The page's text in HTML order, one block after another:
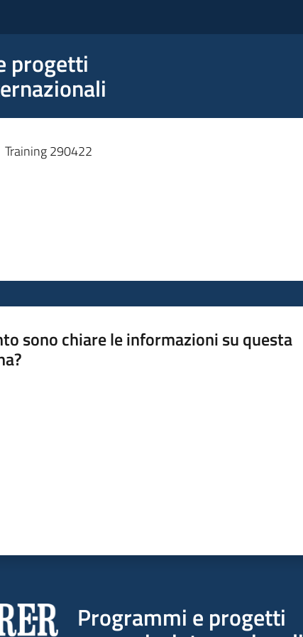
progetti
Training 290422
sono chiare le informazioni su questa
Programmi e progetti